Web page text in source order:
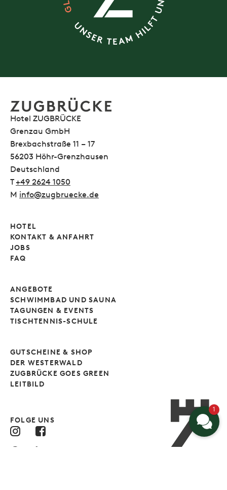
Hotel ZUGBRÜCKE
Grenzau GmbH
Brexbachstraße 11 – 17
56203 Höhr-Grenzhausen
Deutschland
T +49 2624 1050
M info@zugbruecke.de
HOTEL
KONTAKT & ANFAHRT
JOBS
FAQ
ANGEBOTE
SCHWIMMBAD UND SAUNA
TAGUNGEN & EVENTS
TISCHTENNIS-SCHULE
GUTSCHEINE & SHOP
DER WESTERWALD
ZUGBRÜCKE GOES GREEN
LEITBILD
FOLGE UNS
1